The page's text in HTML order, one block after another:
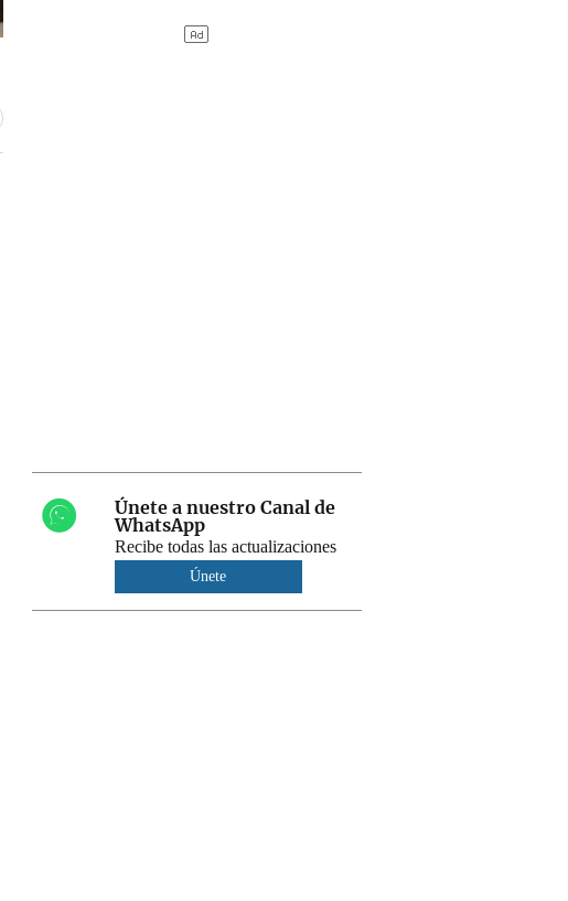
Únete a nuestro Canal de
WhatsApp
Recibe todas las actualizaciones
Únete